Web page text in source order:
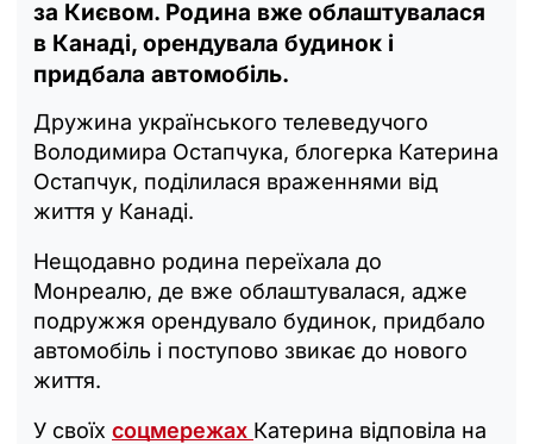
за Києвом. Родина вже облаштувалася
в Канаді, орендувала будинок і
придбала автомобіль.
Дружина українського телеведучого
Володимира Остапчука, блогерка Катерина
Остапчук, поділилася враженнями від
життя у Канаді.
Нещодавно родина переїхала до
Монреалю, де вже облаштувалася, адже
подружжя орендувало будинок, придбало
автомобіль і поступово звикає до нового
життя.
У своїх соцмережах Катерина відповіла на